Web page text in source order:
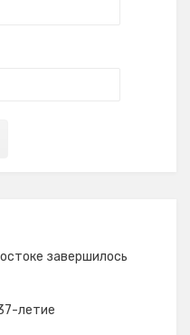
завершилось
летие